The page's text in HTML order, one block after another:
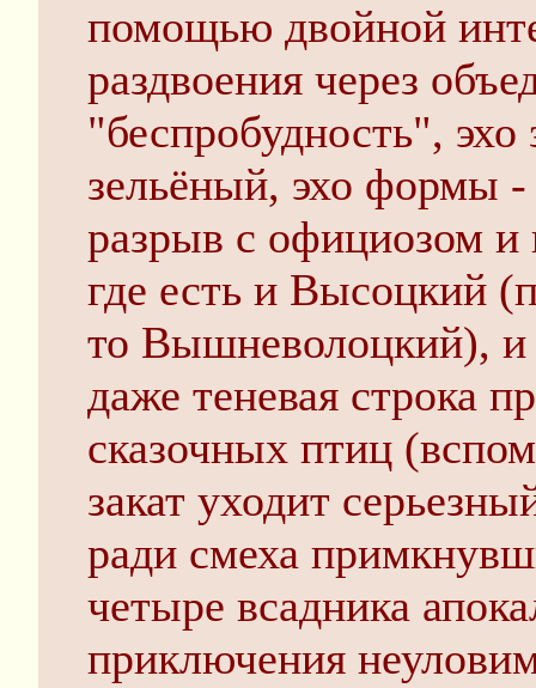
помощью двойной
раздвоения через
"беспробудность",
зельёный, эхо формы
разрыв с официозом и
где есть и Высоцкий
то Вышневолоцкий),
даже теневая строка
сказочных птиц
закат уходит
ради смеха
четыре всадника
приключения